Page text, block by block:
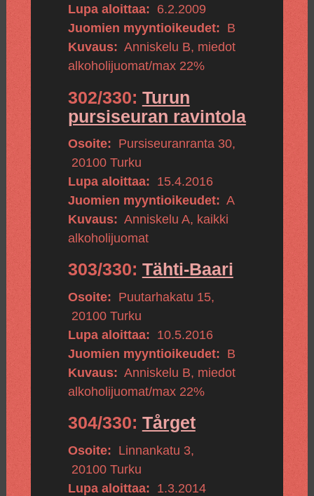
Lupa aloittaa: 6.2.2009
Juomien myyntioikeudet: B
Kuvaus: Anniskelu B, miedot
alkoholijuomat/max 22%
302/330: Turun
pursiseuran ravintola
Osoite: Pursiseuranranta 30,
20100 Turku
Lupa aloittaa: 15.4.2016
Juomien myyntioikeudet: A
Kuvaus: Anniskelu A, kaikki
alkoholijuomat
303/330: Tähti-Baari
Osoite: Puutarhakatu 15,
20100 Turku
Lupa aloittaa: 10.5.2016
Juomien myyntioikeudet: B
Kuvaus: Anniskelu B, miedot
alkoholijuomat/max 22%
304/330: Tårget
Osoite: Linnankatu 3,
20100 Turku
Lupa aloittaa: 1.3.2014